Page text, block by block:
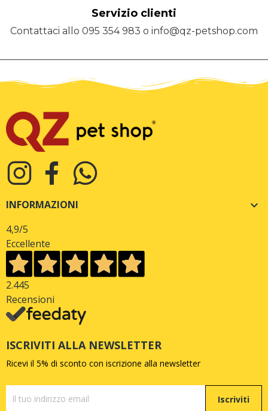
Servizio clienti
Contattaci allo 095 354 983 o info@qz-petshop.com
INFORMAZIONI 
4,9/5
Eccellente
2.445
Recensioni
ISCRIVITI ALLA NEWSLETTER
Ricevi il 5% di sconto con iscrizione alla newsletter
Iscriviti